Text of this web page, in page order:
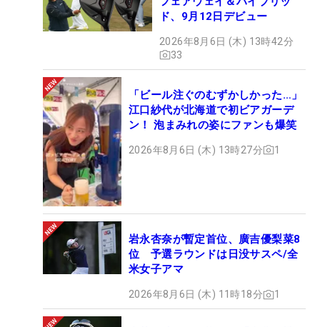
ド、9月12日デビュー
2026年8月6日 (木) 13時42分
33
「ビール注ぐのむずかしかった…」
江口紗代が北海道で初ビアガーデ
ン！ 泡まみれの姿にファンも爆笑
2026年8月6日 (木) 13時27分 1
岩永杏奈が暫定首位、廣吉優梨菜8
位 予選ラウンドは日没サスペ/全
米女子アマ
2026年8月6日 (木) 11時18分 1